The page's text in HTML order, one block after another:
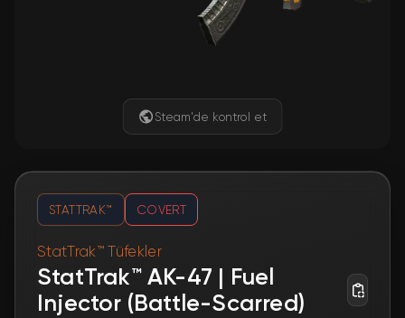
Steam'de kontrol et
STATTRAK™ COVERT
StatTrak™ Tüfekler
StatTrak™ AK-47 | Fuel
Injector (Battle-Scarred)